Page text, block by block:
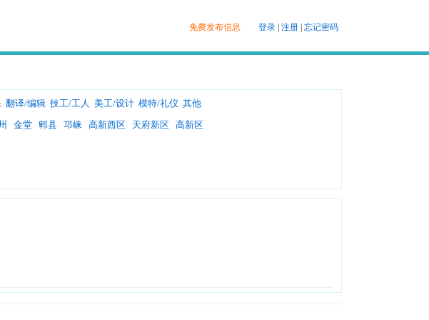
免费发布信息 登录| 注册| 忘记密码
翻译/编辑 技工/工人 美工/设计 模特/礼仪 其他
金堂 郫县 邛崃 高新西区 天府新区
高新区